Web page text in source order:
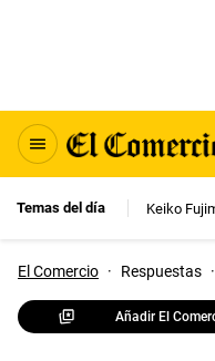
Temas del día Keiko
El Comercio · Respuestas ·
Añadir El